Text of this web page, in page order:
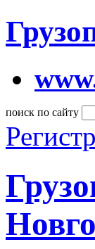
поиск по сайту